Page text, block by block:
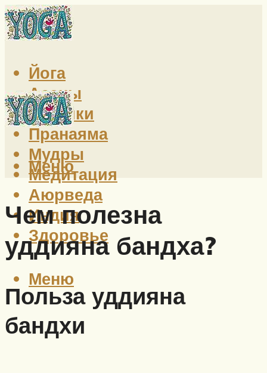
Йога
Асаны
Техники
Пранаяма
Мудры
Медитация
Аюрведа
Индия
Здоровье
Меню
Меню
Чем полезна
уддияна бандха?
Польза уддияна
бандхи